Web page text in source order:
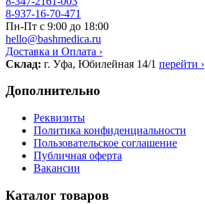
8-937-16-70-471
Пн-Пт с 9:00 до 18:00
hello@bashmedica.ru
Доставка и Оплата ›
Склад: г. Уфа, Юбилейная 14/1 перейти ›
Дополнительно
Реквизиты
Политика конфиденциальности
Пользовательское соглашение
Публичная оферта
Вакансии
Каталог товаров